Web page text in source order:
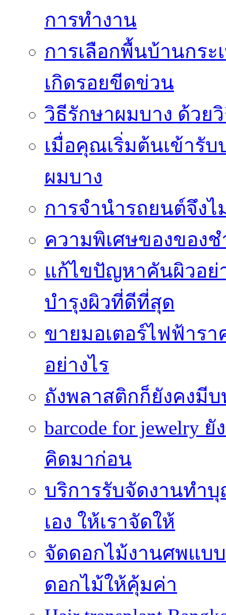
การทำงาน
การเลือกพื้นบ้านกร
เกิดรอยขีดข่วน
วิธีรักษาผมบาง ด้วย
เมื่อคุณเริ่มต้นเข้ารั
ผมบาง
การจำนำรถยนต์จึงไ
ความพิเศษของของ
แก้ไขปัญหาคันผิวอ
บำรุงผิวที่ดีที่สุด
ขายมอเตอร์ไฟฟ้าร
อย่างไร
ถังพลาสติกก็ยังคงมี
barcode for jewelry
คิดมาก่อน
บริการรับจัดงานทำ
เอง ให้เราจัดให้
จัดดอกไม้งานศพแบ
ดอกไม้ให้คุ้มค่า